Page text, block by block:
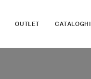
OUTLET CATALOGHI